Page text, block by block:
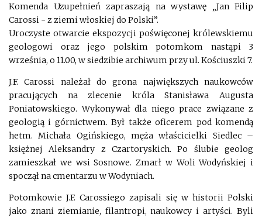
Komenda Uzupełnień zapraszają na wystawę „Jan Filip
Carossi - z ziemi włoskiej do Polski”.
Uroczyste otwarcie ekspozycji poświęconej królewskiemu
geologowi oraz jego polskim potomkom nastąpi 3
września, o 11.00, w siedzibie archiwum przy ul. Kościuszki 7.
J.F. Carossi należał do grona największych naukowców
pracujących na zlecenie króla Stanisława Augusta
Poniatowskiego. Wykonywał dla niego prace związane z
geologią i górnictwem. Był także oficerem pod komendą
hetm. Michała Ogińskiego, męża właścicielki Siedlec –
księżnej Aleksandry z Czartoryskich. Po ślubie geolog
zamieszkał we wsi Sosnowe. Zmarł w Woli Wodyńskiej i
spoczął na cmentarzu w Wodyniach.
Potomkowie J.F. Carossiego zapisali się w historii Polski
jako znani ziemianie, filantropi, naukowcy i artyści. Byli